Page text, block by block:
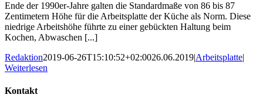
Ende der 1990er-Jahre galten die Standardmaße von 86 bis 87
Zentimetern Höhe für die Arbeitsplatte der Küche als Norm. Diese
niedrige Arbeitshöhe führte zu einer gebückten Haltung beim
Kochen, Abwaschen [...]
Redaktion2019-06-26T15:10:52+02:0026.06.2019|Arbeitsplatte|
Weiterlesen
Kontakt